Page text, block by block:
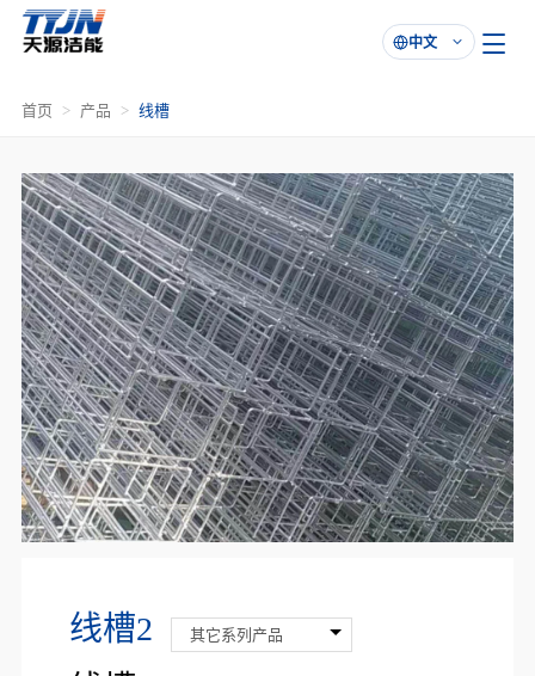

中文
首页 产品 线槽
线槽2
其它系列产品